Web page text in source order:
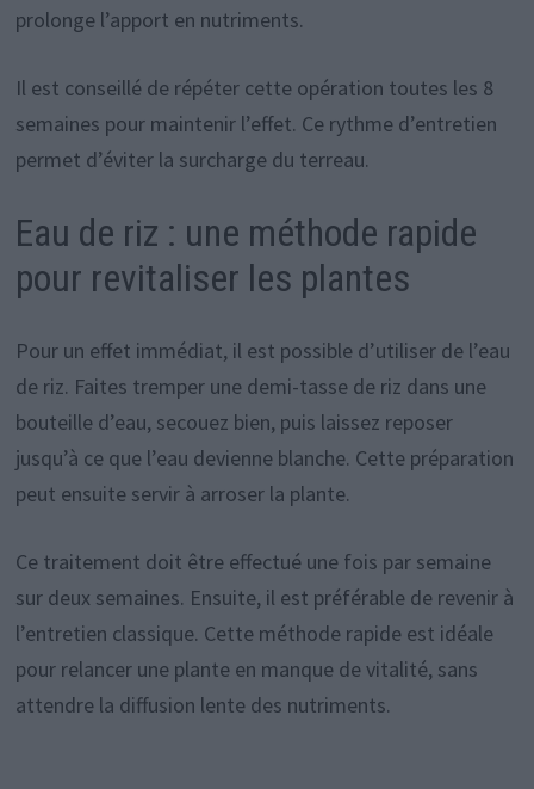
prolonge l’apport en nutriments.
Il est conseillé de répéter cette opération toutes les 8
semaines pour maintenir l’effet. Ce rythme d’entretien
permet d’éviter la surcharge du terreau.
Eau de riz : une méthode rapide
pour revitaliser les plantes
Pour un effet immédiat, il est possible d’utiliser de l’eau
de riz. Faites tremper une demi-tasse de riz dans une
bouteille d’eau, secouez bien, puis laissez reposer
jusqu’à ce que l’eau devienne blanche. Cette préparation
peut ensuite servir à arroser la plante.
Ce traitement doit être effectué une fois par semaine
sur deux semaines. Ensuite, il est préférable de revenir à
l’entretien classique. Cette méthode rapide est idéale
pour relancer une plante en manque de vitalité, sans
attendre la diffusion lente des nutriments.